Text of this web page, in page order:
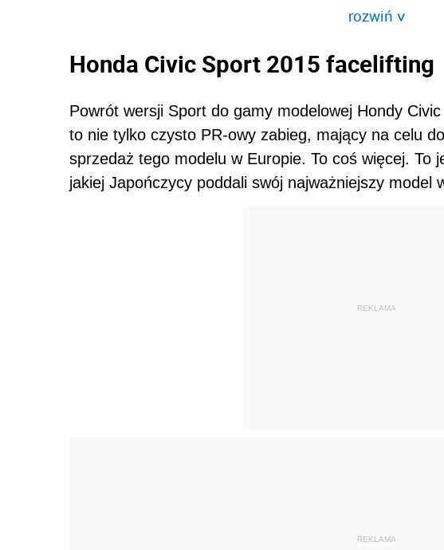
rozwiń>
Honda Civic Sport 2015 facelifting
Powrót wersji Sport do gamy modelowej Hondy
to nie tylko czysto PR-owy zabieg, mający na celu
sprzedaż tego modelu w Europie. To coś więcej. To
jakiej Japończycy poddali swój najważniejszy model
REKLAMA
REKLAMA